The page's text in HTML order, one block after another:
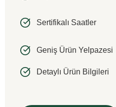
Sertifikalı Saatler
Geniş Ürün Yelpazesi
Detaylı Ürün Bilgileri